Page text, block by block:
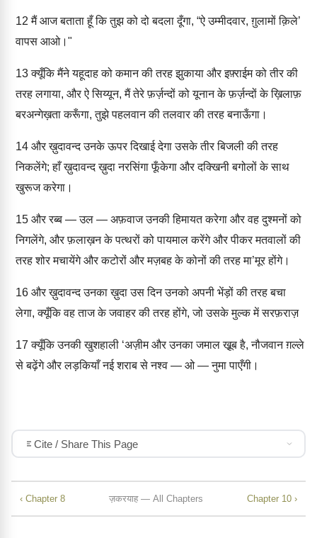
12 मैं आज बताता हूँ कि तुझ को दो बदला दूँगा, “ऐ उम्मीदवार, ग़ुलामों क़िले’
वापस आओ।"
13क्यूँकि मैंने यहूदाह को कमान की तरह झुकाया और इफ़्राईम को तीर की
तरह लगाया, और ऐ सिय्यून, मैं तेरे फ़र्ज़न्दों को यूनान के फ़र्ज़न्दों के ख़िलाफ़
बरअन्गेख़ता करूँगा, तुझे पहलवान की तलवार की तरह बनाऊँगा।
14 और ख़ुदावन्द उनके ऊपर दिखाई देगा उसके तीर बिजली की तरह
निकलेंगे; हाँ ख़ुदावन्द ख़ुदा नरसिंगा फूँकेगा और दक्खिनी बगोलों के साथ
खुरूज करेगा।
15 और रब्ब — उल — अफ़वाज उनकी हिमायत करेगा और वह दुश्मनों को
निगलेंगे, और फ़लाख़न के पत्थरों को पायमाल करेंगे और पीकर मतवालों की
तरह शोर मचायेंगे और कटोरों और मज़बह के कोनों की तरह मा’मूर होंगे।
16 और ख़ुदावन्द उनका ख़ुदा उस दिन उनको अपनी भेंड़ों की तरह बचा
लेगा, क्यूँकि वह ताज के जवाहर की तरह होंगे, जो उसके मुल्क में सरफ़राज़
17 क्यूँकि उनकी खुशहाली ‘अज़ीम और उनका जमाल खू़ब है, नौजवान ग़ल्ले
से बढ़ेंगे और लड़कियाँ नई शराब से नश्व — ओ — नुमा पाएँगी।
Cite / Share This Page
‹ Chapter 8 ज़करयाह — All Chapters Chapter 10 ›